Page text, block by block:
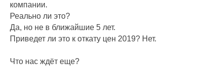
компании.
Реально ли это?
Да, но не в ближайшие 5 лет.
Приведет ли это к откату цен 2019? Нет.
Что нас ждёт еще?